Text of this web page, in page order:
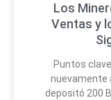
Los
Ventas y
Puntos
nuevamente
depositó 200